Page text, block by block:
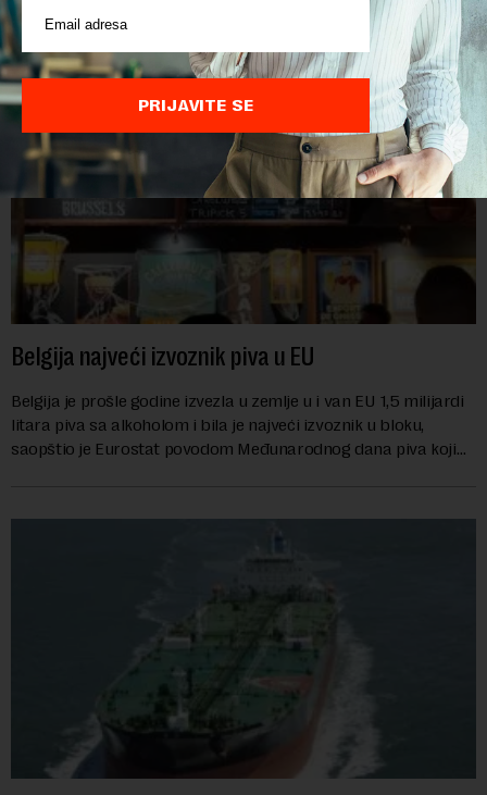
prehrambenih proiz...
Belgija najveći izvoznik piva u EU
Belgija je prošle godine izvezla u zemlje u i van EU 1,5 milijardi
litara piva sa alkoholom i bila je najveći izvoznik u bloku,
saopštio je Eurostat povodom Međunarodnog dana piva koji
PRIJAVITE SE